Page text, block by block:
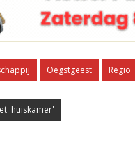
Oegstgeest Regio
'huiskamer'